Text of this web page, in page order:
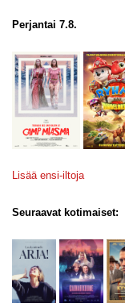
Perjantai 7.8.
Lisää ensi-iltoja
Seuraavat kotimaiset: